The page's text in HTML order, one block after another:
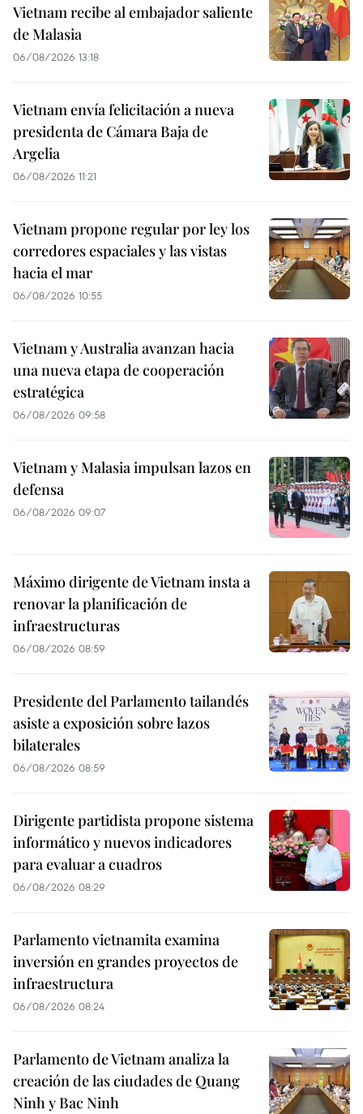
Vietnam recibe al embajador saliente
de Malasia
06/08/2026 13:18
Vietnam envía felicitación a nueva
presidenta de Cámara Baja de
Argelia
06/08/2026 11:21
Vietnam propone regular por ley los
corredores espaciales y las vistas
hacia el mar
06/08/2026 10:55
Vietnam y Australia avanzan hacia
una nueva etapa de cooperación
estratégica
06/08/2026 09:58
Vietnam y Malasia impulsan lazos en
defensa
06/08/2026 09:07
Máximo dirigente de Vietnam insta a
renovar la planificación de
infraestructuras
06/08/2026 08:59
Presidente del Parlamento tailandés
asiste a exposición sobre lazos
bilaterales
06/08/2026 08:59
Dirigente partidista propone sistema
informático y nuevos indicadores
para evaluar a cuadros
06/08/2026 08:29
Parlamento vietnamita examina
inversión en grandes proyectos de
infraestructura
06/08/2026 08:24
Parlamento de Vietnam analiza la
creación de las ciudades de Quang
Ninh y Bac Ninh